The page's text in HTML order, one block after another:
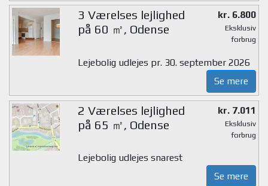
3 Værelses lejlighed
på 60 ㎡, Odense
kr. 6.800
Eksklusiv
forbrug
Lejebolig udlejes pr. 30. september 2026
Se mere
2 Værelses lejlighed
på 65 ㎡, Odense
kr. 7.011
Eksklusiv
forbrug
Lejebolig udlejes snarest
Se mere